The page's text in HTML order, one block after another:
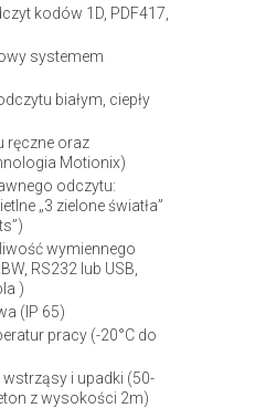
kodów 1D, PDF417,
systemem
białym, ciepły
ręczne oraz
Motionix)
odczytu:
„3 zielone światła”
wymiennego
RS232 lub USB,
)
(IP 65)
pracy (-20°C do
i upadki (50-
z wysokości 2m)